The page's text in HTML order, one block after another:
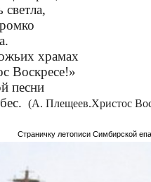
светла,
храмах
Воскресе!»
песни
(А. Плещеев.Христос
Страничку летописи Симбирской